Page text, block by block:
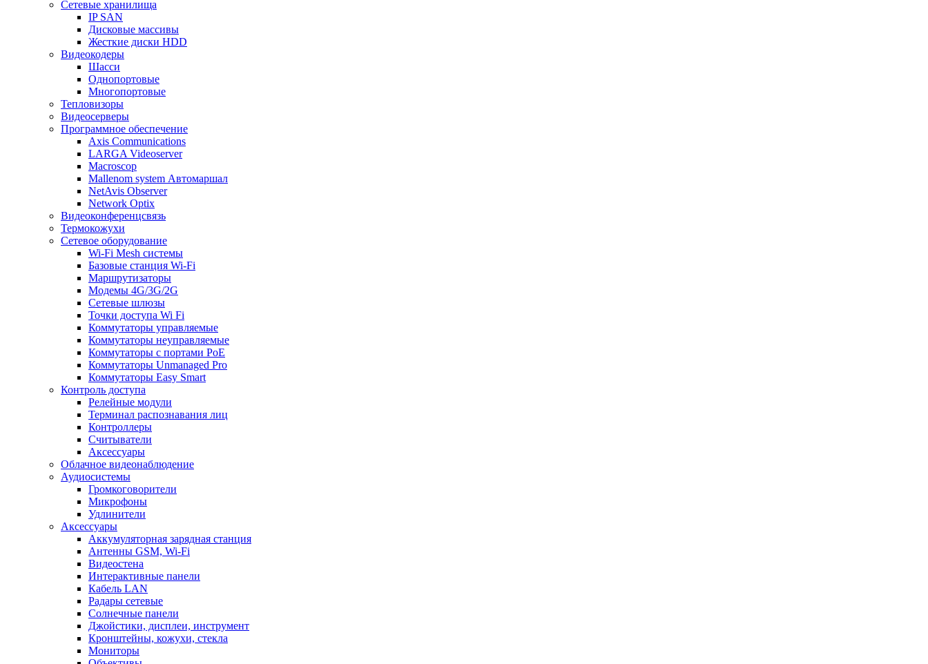
Сетевые хранилища
IP SAN
Дисковые массивы
Жесткие диски HDD
Видеокодеры
Шасси
Однопортовые
Многопортовые
Тепловизоры
Видеосерверы
Программное обеспечение
Axis Communications
LARGA Videoserver
Macroscop
Mallenom system Автомаршал
NetAvis Observer
Network Optix
Видеоконференцсвязь
Термокожухи
Сетевое оборудование
Wi-Fi Mesh системы
Базовые станция Wi-Fi
Маршрутизаторы
Модемы 4G/3G/2G
Сетевые шлюзы
Точки доступа Wi Fi
Коммутаторы управляемые
Коммутаторы неуправляемые
Коммутаторы с портами PoE
Коммутаторы Unmanaged Pro
Коммутаторы Easy Smart
Контроль доступа
Релейные модули
Терминал распознавания лиц
Контроллеры
Считыватели
Аксессуары
Облачное видеонаблюдение
Аудиосистемы
Громкоговорители
Микрофоны
Удлинители
Аксессуары
Аккумуляторная зарядная станция
Антенны GSM, Wi-Fi
Видеостена
Интерактивные панели
Кабель LAN
Радары сетевые
Солнечные панели
Джойстики, дисплеи, инструмент
Кронштейны, кожухи, стекла
Мониторы